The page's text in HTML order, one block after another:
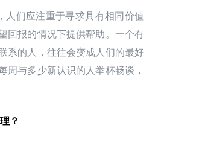
人们应注重于寻求具有相同价值
回报的情况下提供帮助。一个有
系的人，往往会变成人们的最好
周与多少新认识的人举杯畅谈，
？